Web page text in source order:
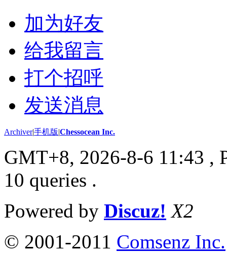
加为好友
给我留言
打个招呼
发送消息
Archiver|手机版|Chessocean Inc.
GMT+8, 2026-8-6 11:43 ,
10 queries .
Powered by Discuz! X2
© 2001-2011 Comsenz Inc.